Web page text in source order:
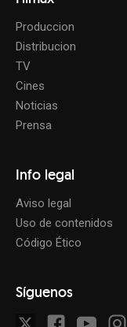
Produccion
Distribucion
TV
Cines
Noticias
Prensa
Info legal
Aviso legal
Uso de contenidos
Código Ético
Síguenos